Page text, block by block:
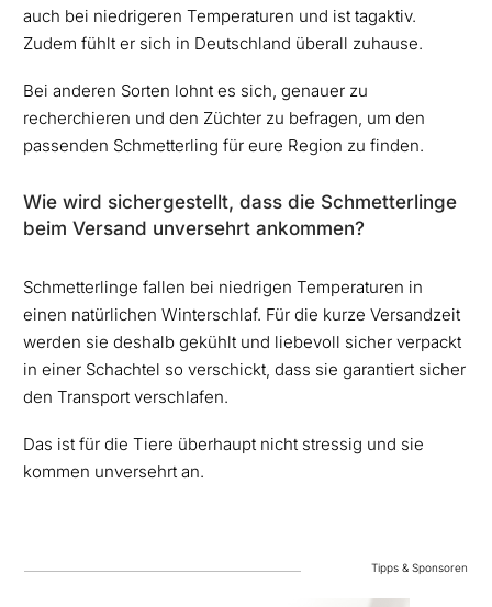
auch bei niedrigeren Temperaturen und ist tagaktiv.
Zudem fühlt er sich in Deutschland überall zuhause.
Bei anderen Sorten lohnt es sich, genauer zu
recherchieren und den Züchter zu befragen, um den
passenden Schmetterling für eure Region zu finden.
Wie wird sichergestellt, dass die Schmetterlinge
beim Versand unversehrt ankommen?
Schmetterlinge fallen bei niedrigen Temperaturen in
einen natürlichen Winterschlaf. Für die kurze Versandzeit
werden sie deshalb gekühlt und liebevoll sicher verpackt
in einer Schachtel so verschickt, dass sie garantiert sicher
den Transport verschlafen.
Das ist für die Tiere überhaupt nicht stressig und sie
kommen unversehrt an.
Tipps & Sponsoren